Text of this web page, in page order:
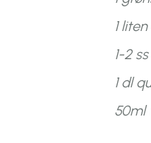
1
1-2
1 dl
50ml